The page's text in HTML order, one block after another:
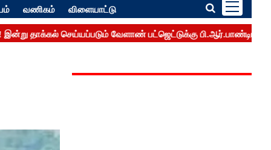
வணிகம் விளையாட்டு